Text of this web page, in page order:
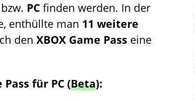
bzw. PC finden werden. In der
enthüllte man 11 weitere
den XBOX Game Pass eine
Pass für PC (Beta):